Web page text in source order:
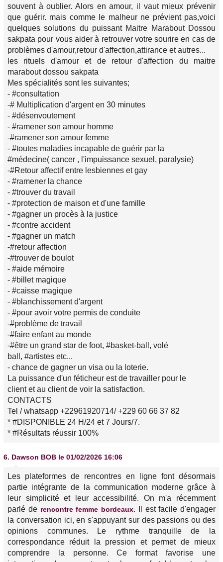
souvent à oublier. Alors en amour, il vaut mieux prévenir
que guérir. mais comme le malheur ne prévient pas,voici
quelques solutions du puissant Maitre Marabout Dossou
sakpata pour vous aider à retrouver votre sourire en cas de
problèmes d'amour,retour d'affection,attirance et autres...
les rituels d'amour et de retour d'affection du maitre
marabout dossou sakpata
Mes spécialités sont les suivantes;
- #consultation
-# Multiplication d'argent en 30 minutes
- #désenvoutement
- #ramener son amour homme
-#ramener son amour femme
- #toutes maladies incapable de guérir par la
#médecine( cancer , l'impuissance sexuel, paralysie)
-#Retour affectif entre lesbiennes et gay
- #ramener la chance
- #trouver du travail
- #protection de maison et d'une famille
- #gagner un procès à la justice
- #contre accident
- #gagner un match
-#retour affection
-#trouver de boulot
- #aide mémoire
- #billet magique
- #caisse magique
- #blanchissement d'argent
- #pour avoir votre permis de conduite
-#problème de travail
-#faire enfant au monde
-#être un grand star de foot, #basket-ball, volé
ball, #artistes etc...
- chance de gagner un visa ou la loterie.
La puissance d'un féticheur est de travailler pour le
client et au client de voir la satisfaction.
CONTACTS
Tel / whatsapp +22961920714/ +229 60 66 37 82
* #DISPONIBLE 24 H/24 et 7 Jours/7.
* #Résultats réussir 100%
6. Dawson BOB le 01/02/2026 16:06
Les plateformes de rencontres en ligne font désormais
partie intégrante de la communication moderne grâce à
leur simplicité et leur accessibilité. On m'a récemment
parlé de rencontre femme bordeaux. Il est facile d'engager
la conversation ici, en s'appuyant sur des passions ou des
opinions communes. Le rythme tranquille de la
correspondance réduit la pression et permet de mieux
comprendre la personne. Ce format favorise une